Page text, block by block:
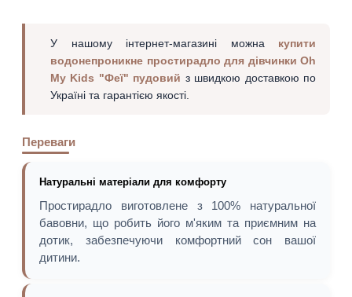
У нашому інтернет-магазині можна купити
водонепроникне простирадло для дівчинки Oh
My Kids "Феї" пудовий з швидкою доставкою по
Україні та гарантією якості.
Переваги
Натуральні матеріали для комфорту
Простирадло виготовлене з 100% натуральної
бавовни, що робить його м'яким та приємним на
дотик, забезпечуючи комфортний сон вашої
дитини.